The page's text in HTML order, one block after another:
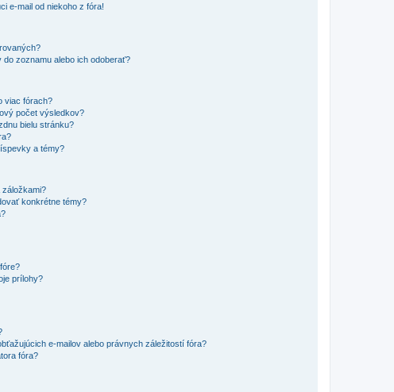
e-mail od niekoho z fóra!
zoznamu alebo ich odoberať?
viac fórach?
počet výsledkov?
bielu stránku?
a témy?
záložkami?
konkrétne témy?
prílohy?
e-mailov alebo právnych záležitostí fóra?
fóra?